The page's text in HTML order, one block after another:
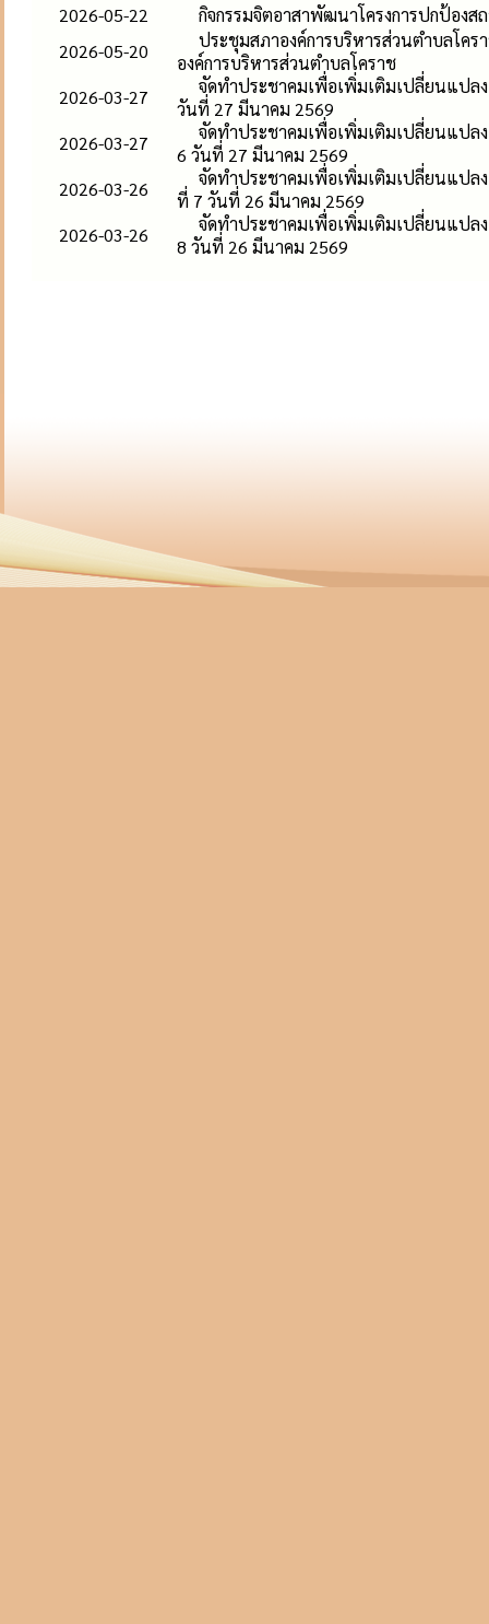
2026-05-22
กิจกรรมจิตอาสาพัฒนาโครงการปกป้อง
2026-05-20
ประชุมสภาองค์การบริหารส่วนตำบลโค
องค์การบริหารส่วนตำบลโคราช
2026-03-27
จัดทำประชาคมเพื่อเพิ่มเติมเปลี่ยนแป
วันที่ 27 มีนาคม 2569
2026-03-27
จัดทำประชาคมเพื่อเพิ่มเติมเปลี่ยนแป
6 วันที่ 27 มีนาคม 2569
2026-03-26
จัดทำประชาคมเพื่อเพิ่มเติมเปลี่ยนแป
ที่ 7 วันที่ 26 มีนาคม 2569
2026-03-26
จัดทำประชาคมเพื่อเพิ่มเติมเปลี่ยนแป
8 วันที่ 26 มีนาคม 2569